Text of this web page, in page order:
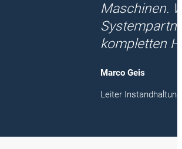
Maschinen.
kompletten
Marco Geis
Leiter